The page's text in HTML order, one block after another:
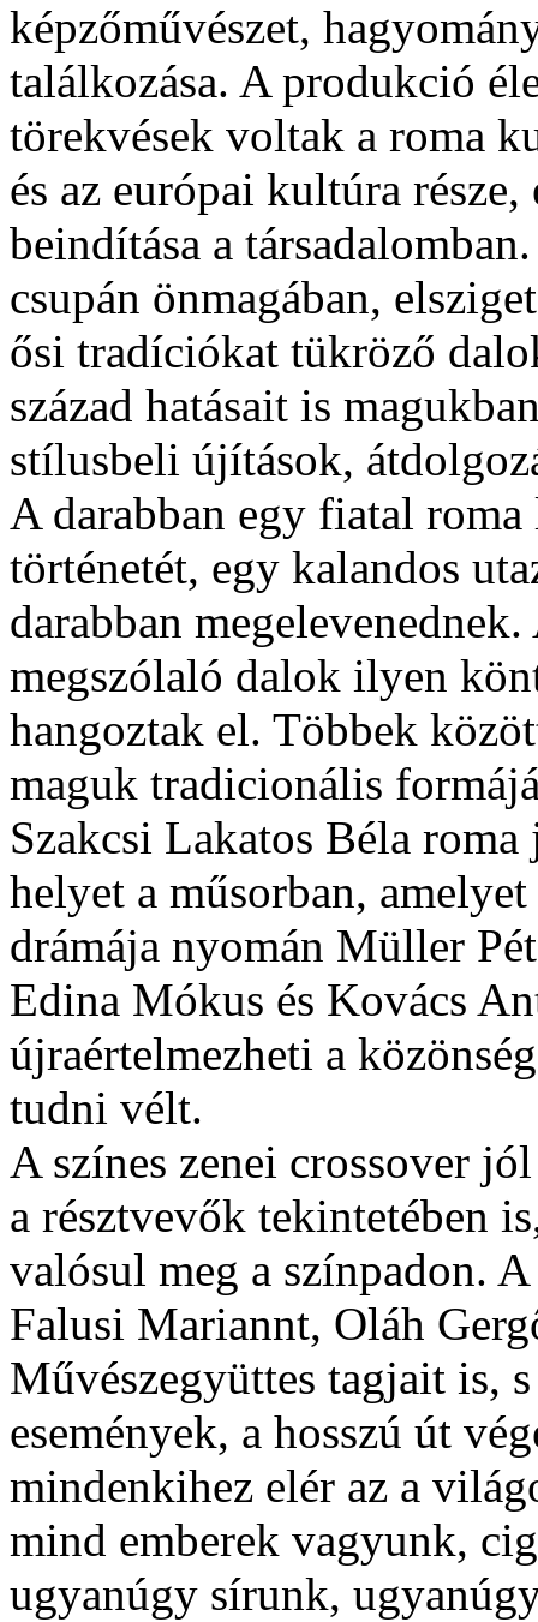
képzőművészet,
találkozása. A produkció
törekvések voltak a roma
és az európai kultúra
beindítása a
csupán önmagában,
ősi tradíciókat tükröző
század hatásait is
stílusbeli újítások,
A darabban egy fiatal
történetét, egy kalandos
darabban
megszólaló dalok ilyen
hangoztak el. Többek
maguk tradicionális
Szakcsi Lakatos Béla roma
helyet a műsorban,
drámája nyomán Müller
Edina Mókus és Kovács
újraértelmezheti a
tudni vélt.
A színes zenei crossover
a résztvevők tekintetében
valósul meg a színpadon.
Falusi Mariannt, Oláh
Művészegyüttes tagjait is,
események, a hosszú út
mindenkihez elér az a
mind emberek vagyunk,
ugyanúgy sírunk,